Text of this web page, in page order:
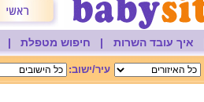
איך עובד השרות | חיפוש מטפלת |
עיר/ישוב: